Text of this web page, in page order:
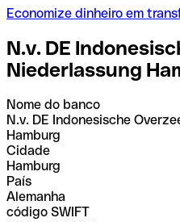
Economize dinheiro em
N.v. DE
Niederlassung
Nome do banco
N.v. DE Indonesische
Hamburg
Cidade
Hamburg
País
Alemanha
código SWIFT